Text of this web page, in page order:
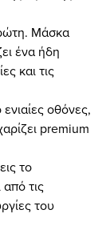
Μάσκα
ένα ήδη
και τις
οθόνες,
premium
το
τις
του